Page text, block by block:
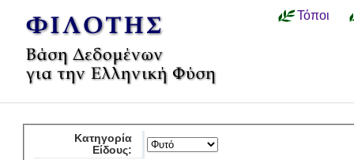
Τόποι
Κατηγορία
Είδους: